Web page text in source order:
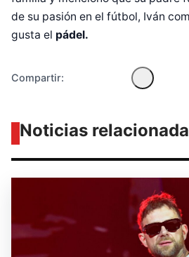
de su pasión en el fútbol, Iván
gusta el pádel.
Compartir:
Noticias